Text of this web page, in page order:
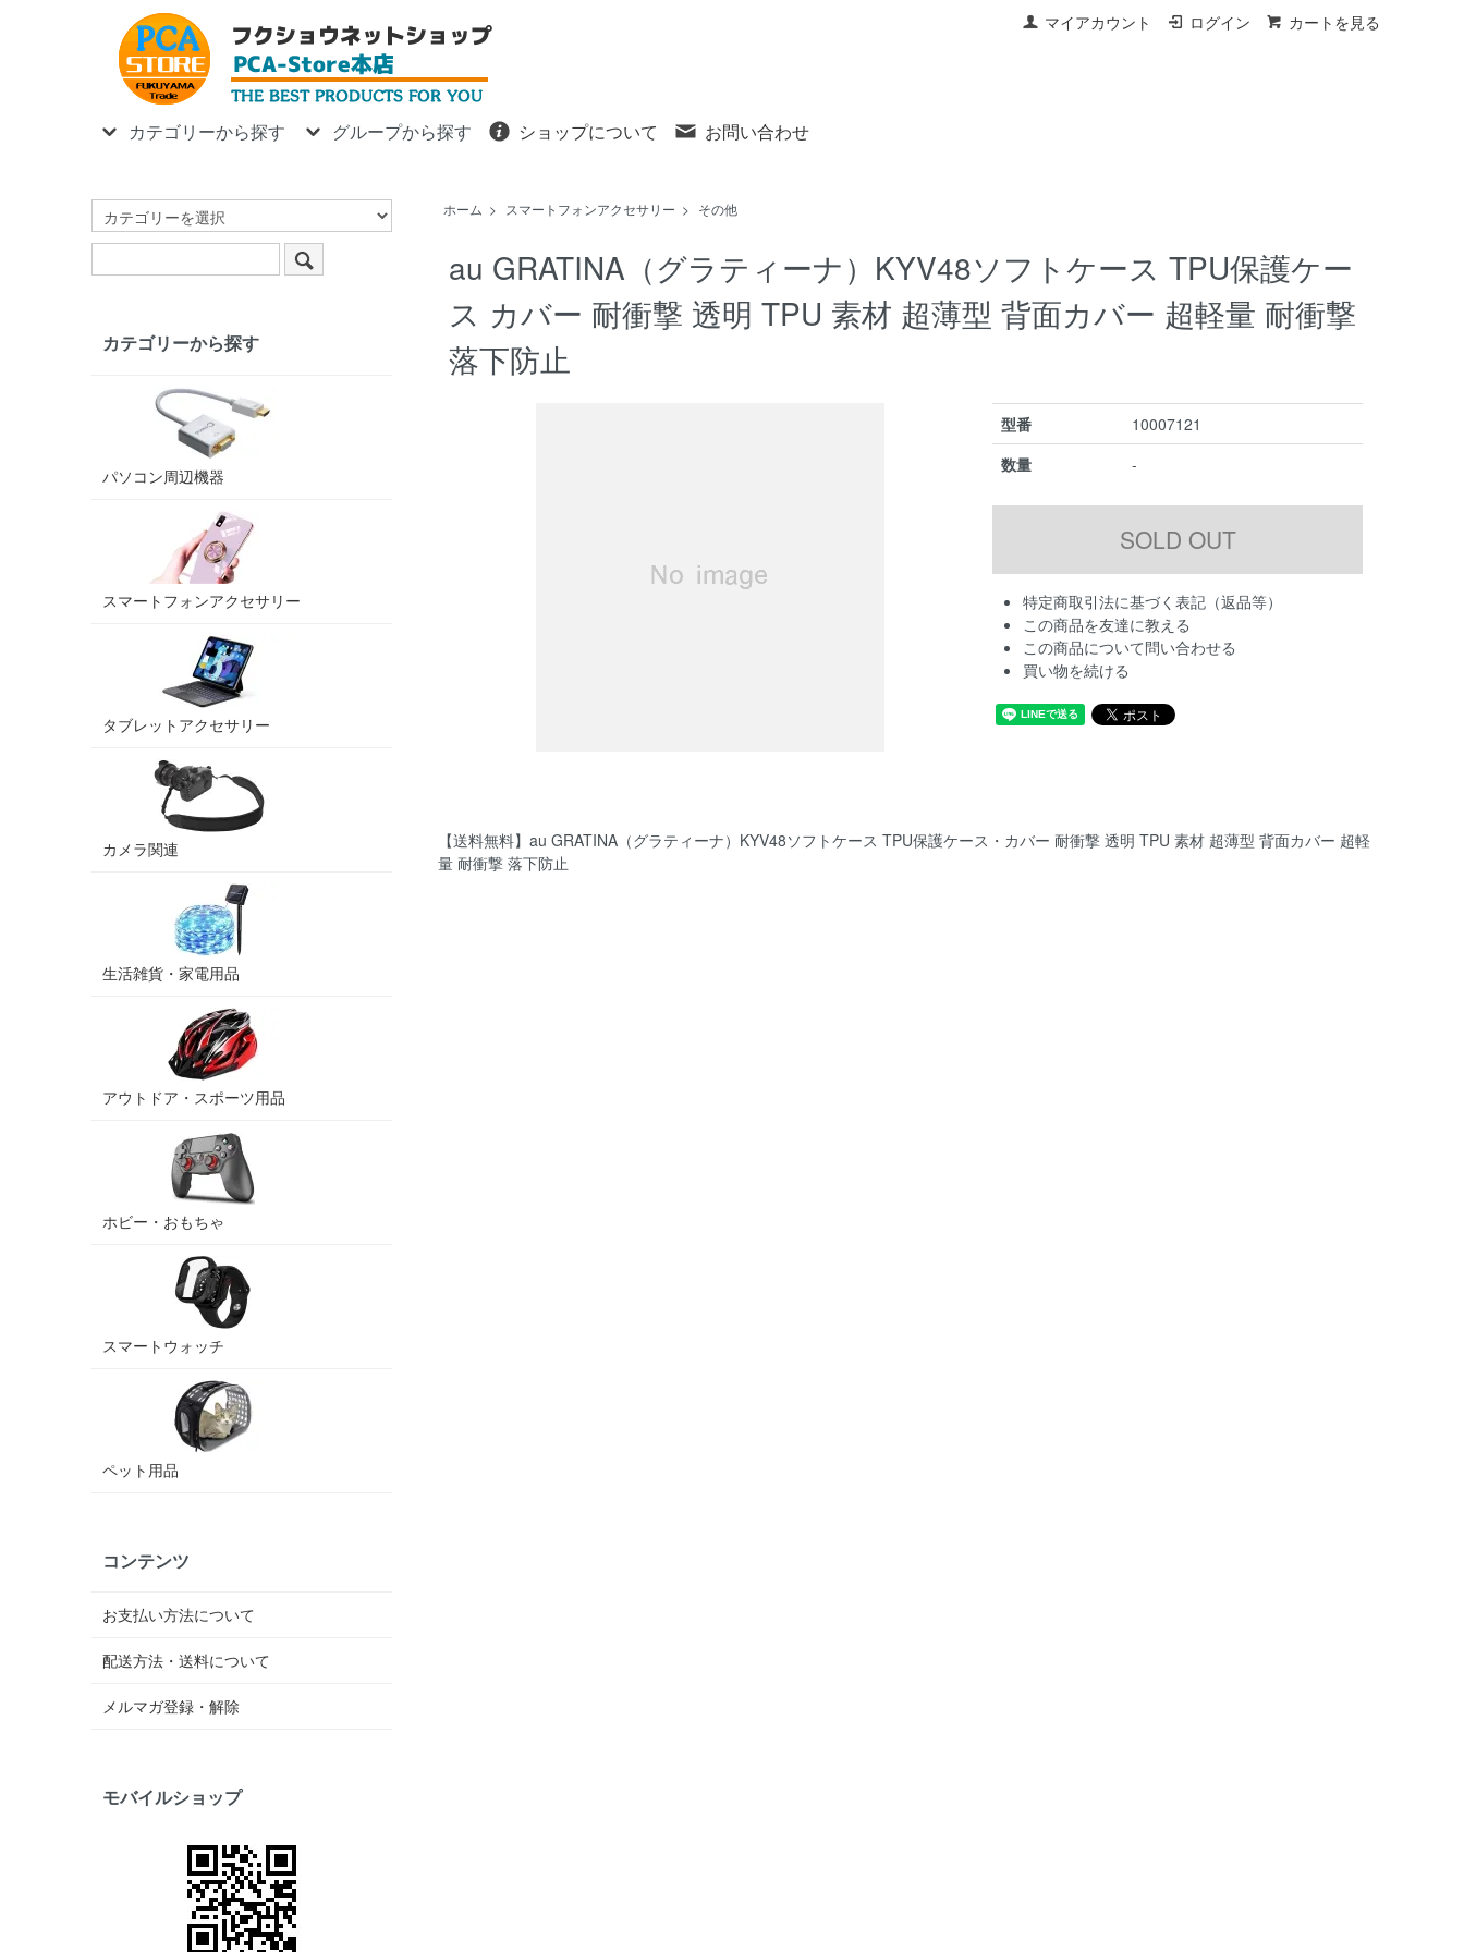
マイアカウント ログイン カートを見る
カテゴリーから探す グループから探す ショップについて お問い合わせ
ホーム > スマートフォンアクセサリー > その他
au GRATINA（グラティーナ）KYV48ソフトケース TPU保護ケー
ス カバー 耐衝撃 透明 TPU 素材 超薄型 背面カバー 超軽量 耐衝撃
落下防止
型番
10007121
数量
-
特定商取引法に基づく表記（返品等）
この商品を友達に教える
この商品について問い合わせる
買い物を続ける
【送料無料】au GRATINA（グラティーナ）KYV48ソフトケース TPU保護ケース・カバー 耐衝撃 透明 TPU 素材 超薄型 背面カバー 超軽
量 耐衝撃 落下防止
カテゴリーから探す
パソコン周辺機器
スマートフォンアクセサリー
タブレットアクセサリー
カメラ関連
生活雑貨・家電用品
アウトドア・スポーツ用品
ホビー・おもちゃ
スマートウォッチ
ペット用品
コンテンツ
お支払い方法について
配送方法・送料について
メルマガ登録・解除
モバイルショップ